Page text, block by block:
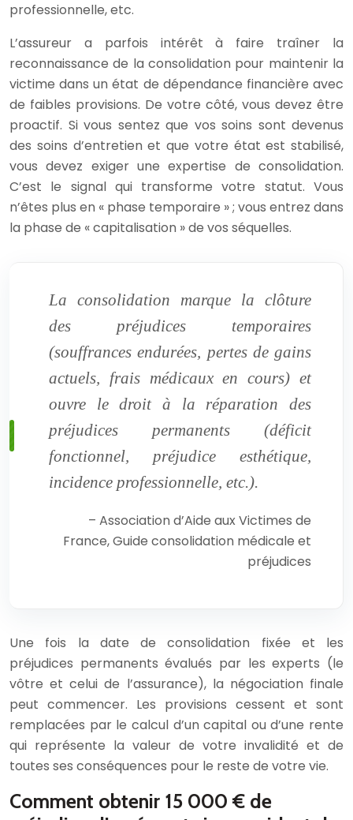
professionnelle, etc.
L’assureur a parfois intérêt à faire traîner la
reconnaissance de la consolidation pour maintenir la
victime dans un état de dépendance financière avec
de faibles provisions. De votre côté, vous devez être
proactif. Si vous sentez que vos soins sont devenus
des soins d’entretien et que votre état est stabilisé,
vous devez exiger une expertise de consolidation.
C’est le signal qui transforme votre statut. Vous
n’êtes plus en « phase temporaire » ; vous entrez dans
la phase de « capitalisation » de vos séquelles.
La consolidation marque la clôture
des préjudices temporaires
(souffrances endurées, pertes de gains
actuels, frais médicaux en cours) et
ouvre le droit à la réparation des
préjudices permanents (déficit
fonctionnel, préjudice esthétique,
incidence professionnelle, etc.).
– Association d’Aide aux Victimes de
France, Guide consolidation médicale et
préjudices
Une fois la date de consolidation fixée et les
préjudices permanents évalués par les experts (le
vôtre et celui de l’assurance), la négociation finale
peut commencer. Les provisions cessent et sont
remplacées par le calcul d’un capital ou d’une rente
qui représente la valeur de votre invalidité et de
toutes ses conséquences pour le reste de votre vie.
Comment obtenir 15 000 € de